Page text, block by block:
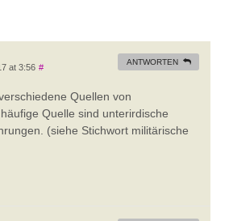
at 3:56 #
Quellen von
Quelle sind unterirdische
(siehe Stichwort militärische
ANTWORTEN